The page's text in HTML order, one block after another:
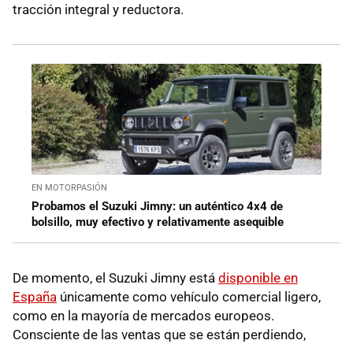
tracción integral y reductora.
EN MOTORPASIÓN
Probamos el Suzuki Jimny: un auténtico 4x4 de
bolsillo, muy efectivo y relativamente asequible
De momento, el Suzuki Jimny está disponible en
España únicamente como vehículo comercial ligero,
como en la mayoría de mercados europeos.
Consciente de las ventas que se están perdiendo,